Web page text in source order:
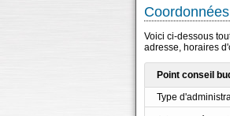
Voici ci-dessous
adresse, horaires
Point conseil
Type